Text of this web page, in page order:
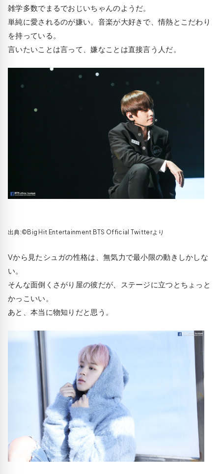
雑学多数でまるでおじいちゃんのようだ。
単純に愛されるのが嫌い。音楽が大好きで、情熱とこだわり
を持っている。
言いたいことは言って、嫌なことは直接言う人だ。
出典:©Big Hit Entertainment BTS Official Twitterより
Vから見たシュガの性格は、無気力で最小限の動きしかしな
い。
そんな面倒くさがり屋の彼だが、ステージに立つとちょっと
かっこいい。
あと、本当に物知りだと思う。